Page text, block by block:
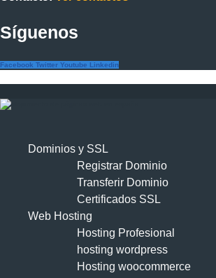
Síguenos
Facebook Twitter Youtube Linkedin
Dominios y SSL
Registrar Dominio
Transferir Dominio
Certificados SSL
Web Hosting
Hosting Profesional
hosting wordpress
Hosting woocommerce